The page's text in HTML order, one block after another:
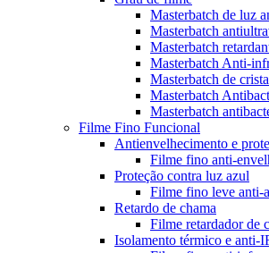
Masterbatch de luz
Masterbatch
Masterbatch
Masterbatch Anti-
Masterbatch de
Masterbatch
Masterbatch
Filme Fino Funcional
Antienvelhecimento e
Filme fino anti-
Proteção contra luz azul
Filme fino leve anti-
Retardo de chama
Filme retardador de
Isolamento térmico e anti-